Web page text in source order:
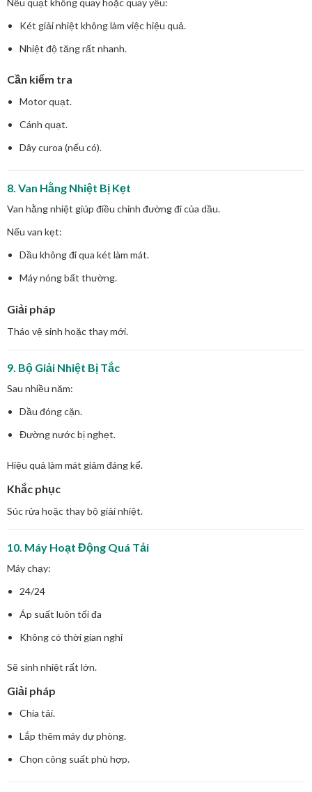
Két giải nhiệt không làm việc hiệu quả.
Nhiệt độ tăng rất nhanh.
Cần kiểm tra
Motor quạt.
Cánh quạt.
Dây curoa (nếu có).
8. Van Hằng Nhiệt Bị Kẹt
Van hằng nhiệt giúp điều chỉnh đường đi của dầu.
Nếu van kẹt:
Dầu không đi qua két làm mát.
Máy nóng bất thường.
Giải pháp
Tháo vệ sinh hoặc thay mới.
9. Bộ Giải Nhiệt Bị Tắc
Sau nhiều năm:
Dầu đóng cặn.
Đường nước bị nghẹt.
Hiệu quả làm mát giảm đáng kể.
Khắc phục
Súc rửa hoặc thay bộ giải nhiệt.
10. Máy Hoạt Động Quá Tải
Máy chạy:
24/24
Áp suất luôn tối đa
Không có thời gian nghỉ
Sẽ sinh nhiệt rất lớn.
Giải pháp
Chia tải.
Lắp thêm máy dự phòng.
Chọn công suất phù hợp.